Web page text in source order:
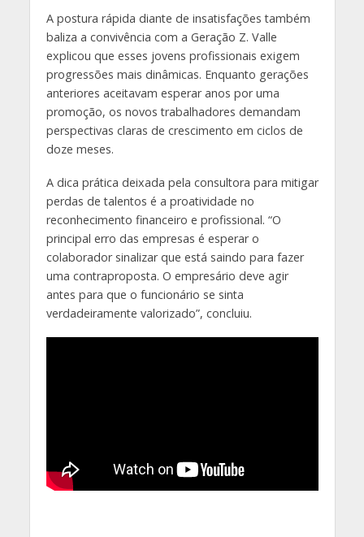
A postura rápida diante de insatisfações também
baliza a convivência com a Geração Z. Valle
explicou que esses jovens profissionais exigem
progressões mais dinâmicas. Enquanto gerações
anteriores aceitavam esperar anos por uma
promoção, os novos trabalhadores demandam
perspectivas claras de crescimento em ciclos de
doze meses.
A dica prática deixada pela consultora para mitigar
perdas de talentos é a proatividade no
reconhecimento financeiro e profissional. “O
principal erro das empresas é esperar o
colaborador sinalizar que está saindo para fazer
uma contraproposta. O empresário deve agir
antes para que o funcionário se sinta
verdadeiramente valorizado”, concluiu.